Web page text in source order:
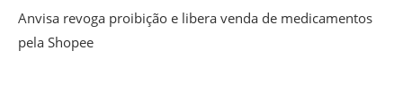
Anvisa revoga proibição e libera venda de medicamentos
pela Shopee